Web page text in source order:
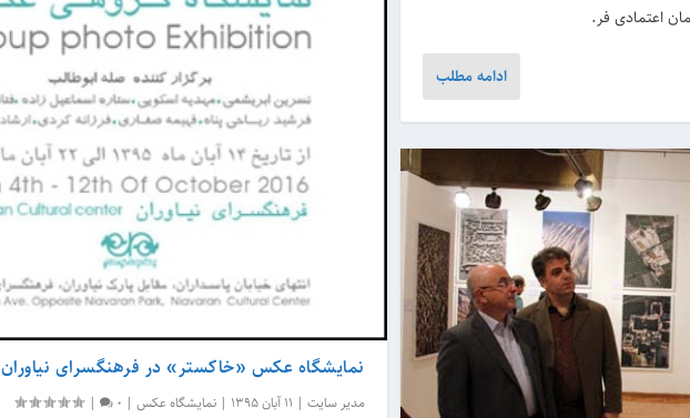
ادامه مطلب
نمایشگاه عکس «خاکستر» در فرهنگسرای نیاوران
مدیر سایت | 11 آبان 1395 |نمایشگاه عکس |
0
|